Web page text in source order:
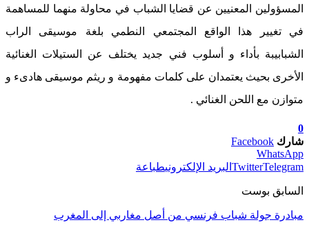
المسؤولين المعنيين عن قضايا الشباب في محاولة منهما للمساهمة
في تغيير هذا الواقع المجتمعي النطمي بلغة موسيقى الراب
الشبابيبة بأداء و أسلوب فني جديد يختلف عن الستيلات الغنائية
الأخرى بحيث يعتمدان على كلمات مفهومة و ريثم موسيقى هادىء و
متوازن مع اللحن الغنائي .
0
شارك Facebook
WhatsApp
TwitterTelegram البريد الإلكترونيطباعة
السابق بوست
مبادرة جولة شباب فرنسي من أصل مغاربي إلى المغرب